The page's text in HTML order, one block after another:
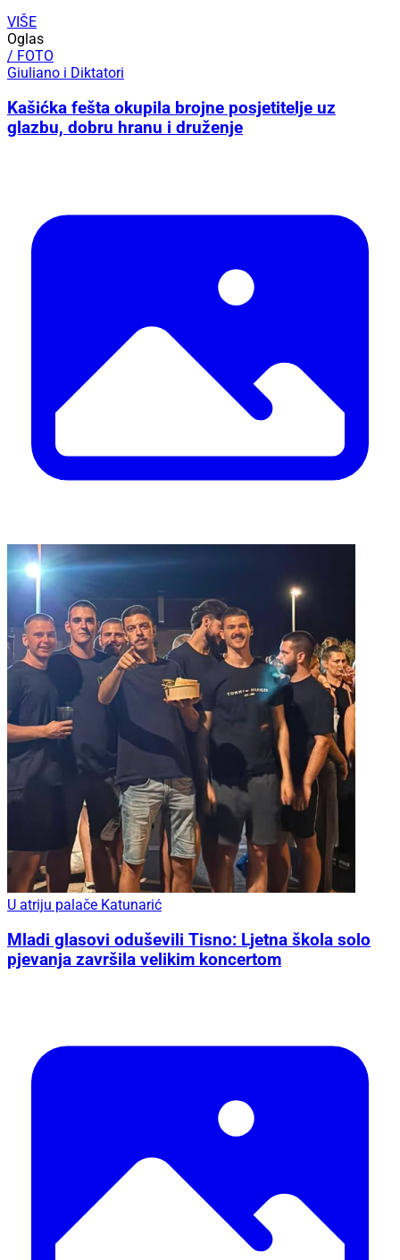
VIŠE
Oglas
/ FOTO
Giuliano i Diktatori
Kašićka fešta okupila brojne posjetitelje uz
glazbu, dobru hranu i druženje
U atriju palače Katunarić
Mladi glasovi oduševili Tisno: Ljetna škola solo
pjevanja završila velikim koncertom